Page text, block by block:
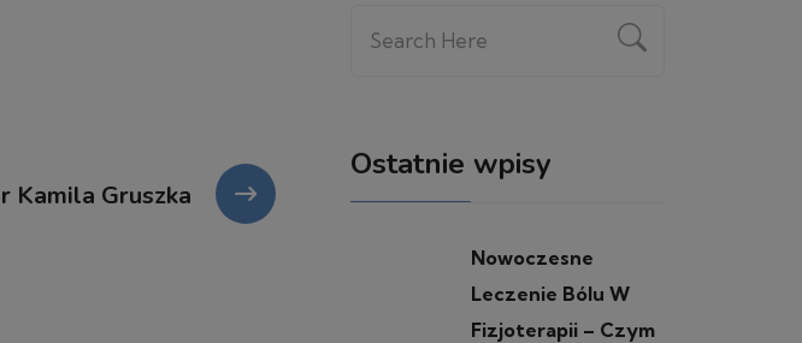
Kamila Gruszka
Ostatnie wpisy
Nowoczesne
Leczenie Bólu W
Fizjoterapii – Czym